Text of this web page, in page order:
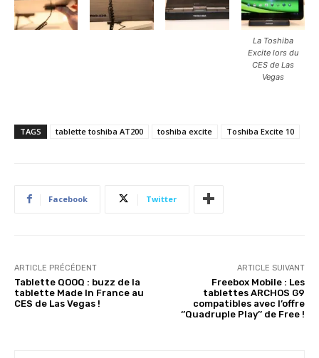
La Toshiba
Excite lors du
CES de Las
Vegas
TAGS tablette toshiba AT200 toshiba excite Toshiba Excite 10
Facebook Twitter
ARTICLE PRÉCÉDENT
Tablette QOOQ : buzz de la
tablette Made In France au
CES de Las Vegas !
ARTICLE SUIVANT
Freebox Mobile : Les
tablettes ARCHOS G9
compatibles avec l’offre
‘’Quadruple Play’’ de Free !